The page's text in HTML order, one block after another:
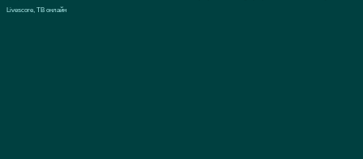
Livescore, ТВ онлайн